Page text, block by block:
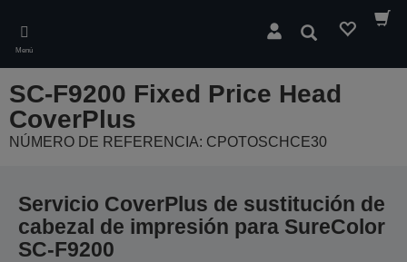
main
content
Menú
Buscar
SC-F9200 Fixed Price Head
CoverPlus
NÚMERO DE REFERENCIA: CPOTOSCHCE30
Servicio CoverPlus de sustitución de
cabezal de impresión para SureColor
SC-F9200